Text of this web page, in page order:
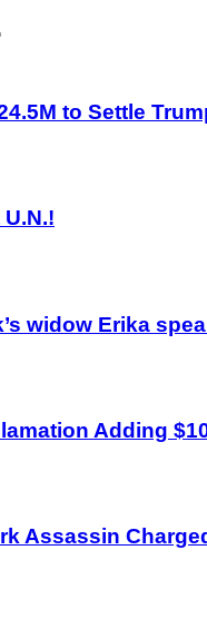
to Settle
widow Erika
Adding
Assassin